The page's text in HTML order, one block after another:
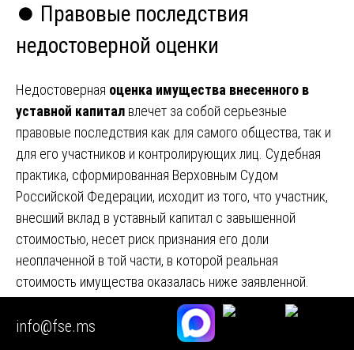
⏺️ Правовые последствия
недостоверной оценки
Недостоверная оценка имущества внесенного в
уставной капитал влечет за собой серьезные
правовые последствия как для самого общества, так и
для его участников и контролирующих лиц. Судебная
практика, сформированная Верховным Судом
Российской Федерации, исходит из того, что участник,
внесший вклад в уставный капитал с завышенной
стоимостью, несет риск признания его доли
неоплаченной в той части, в которой реальная
стоимость имущества оказалась ниже заявленной.
К числу основных правовых последствий относятся:
info@fse.ms